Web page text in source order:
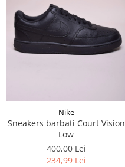
Nike
Sneakers barbati Court Vision
Low
400,00 Lei
234,99 Lei